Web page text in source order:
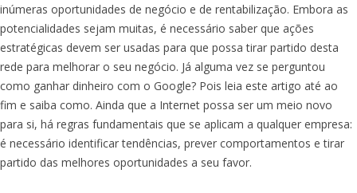
inúmeras oportunidades de negócio e de rentabilização. Embora as
potencialidades sejam muitas, é necessário saber que ações
estratégicas devem ser usadas para que possa tirar partido desta
rede para melhorar o seu negócio. Já alguma vez se perguntou
como ganhar dinheiro com o Google? Pois leia este artigo até ao
fim e saiba como. Ainda que a Internet possa ser um meio novo
para si, há regras fundamentais que se aplicam a qualquer empresa:
é necessário identificar tendências, prever comportamentos e tirar
partido das melhores oportunidades a seu favor.